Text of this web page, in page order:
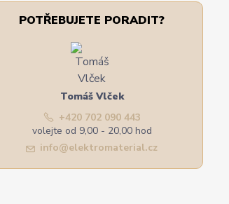
POTŘEBUJETE PORADIT?
Tomáš Vlček
+420 702 090 443
volejte od 9,00 - 20,00 hod
info@elektromaterial.cz